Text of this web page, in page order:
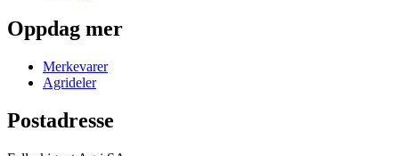
Oppdag mer
Merkevarer
Agrideler
Postadresse